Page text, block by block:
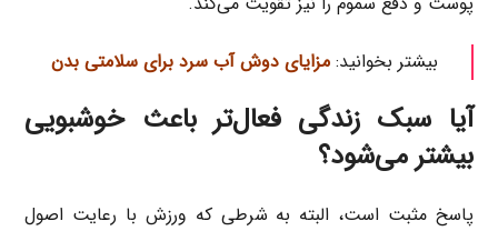
بیشتر بخوانید:مزایای دوش آب سرد برای سلامتی بدن
آیا سبک زندگی فعال‌تر باعث خوشبویی
بیشتر می‌شود؟
پاسخ مثبت است، البته به شرطی که ورزش با رعایت اصول